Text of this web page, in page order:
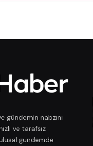
gündemin nabzını
ve tarafsız
gündemde